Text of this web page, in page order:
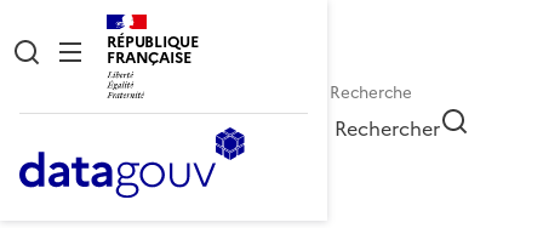
RÉPUBLIQUE
FRANÇAISE
Rechercher